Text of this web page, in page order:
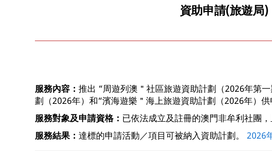
資助申請(旅遊局)
服務內容： 推出 “周遊列澳＂社區旅遊資助計劃（2026年第
劃（2026年）和“濱海遊樂＂海上旅遊資助計劃（2026年）
服務對象及申請資格： 已依法成立及註冊的澳門非牟利社團
服務結果： 達標的申請活動／項目可被納入資助計劃。 2026